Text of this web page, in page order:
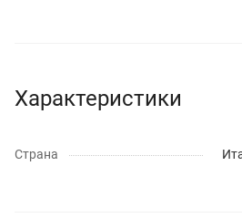
Характеристики
Страна